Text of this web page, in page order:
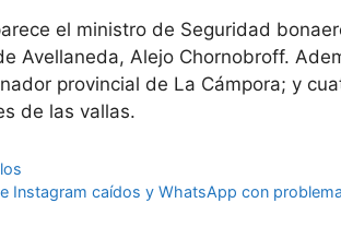
el ministro de Seguridad
Avellaneda, Alejo Chornobroff.
provincial de La Cámpora; y
de las vallas.
Instagram caídos y WhatsApp con